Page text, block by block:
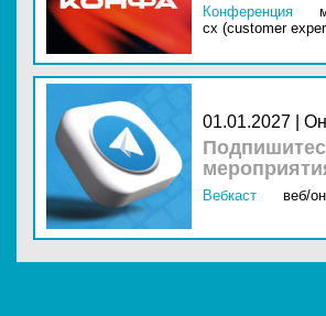
Конференция
cx (customer
01.01.2027 |
Вебкаст веб/